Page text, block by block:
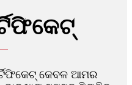
କେବଳ ଆମର